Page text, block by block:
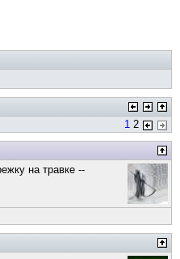
1 2
на травке --